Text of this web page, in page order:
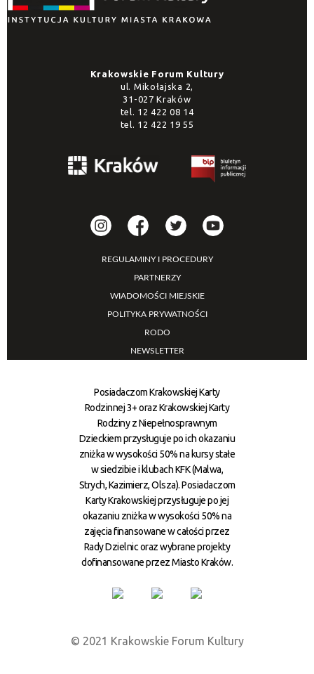
Krakowskie Forum Kultury
ul. Mikołajska 2,
31-027 Kraków
tel. 12 422 08 14
tel. 12 422 19 55
REGULAMINY I PROCEDURY
PARTNERZY
WIADOMOŚCI MIEJSKIE
POLITYKA PRYWATNOŚCI
RODO
NEWSLETTER
Posiadaczom Krakowskiej Karty
Rodzinnej 3+ oraz Krakowskiej Karty
Rodziny z Niepełnosprawnym
Dzieckiem przysługuje po ich okazaniu
zniżka w wysokości 50% na kursy stałe
w siedzibie i klubach KFK (Malwa,
Strych, Kazimierz, Olsza). Posiadaczom
Karty Krakowskiej przysługuje po jej
okazaniu zniżka w wysokości 50% na
zajęcia finansowane w całości przez
Rady Dzielnic oraz wybrane projekty
dofinansowane przez Miasto Kraków.
© 2021 Krakowskie Forum Kultury